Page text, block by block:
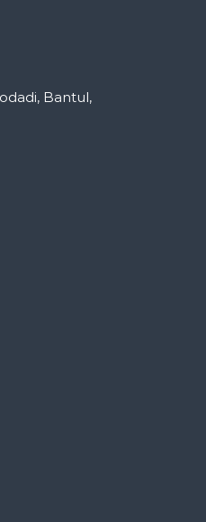
Bantul,